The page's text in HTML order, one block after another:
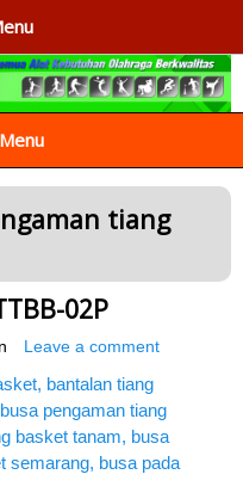
di Indonesia
tiang
02P
Leave a comment